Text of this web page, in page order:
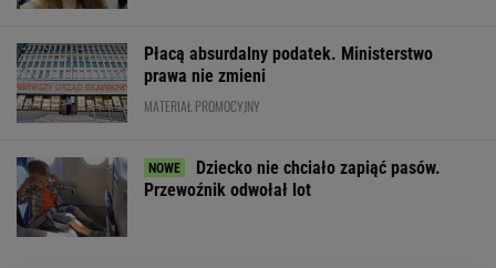
Płacą absurdalny podatek. Ministerstwo
prawa nie zmieni
MATERIAŁ PROMOCYJNY
Dziecko nie chciało zapiąć pasów.
Przewoźnik odwołał lot